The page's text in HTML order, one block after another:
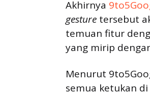
Akhirnya
gesture tersebut
temuan fitur
yang mirip
Menurut
semua ketukan